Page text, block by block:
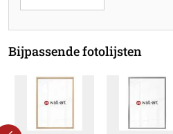
Bijpassende fotolijsten